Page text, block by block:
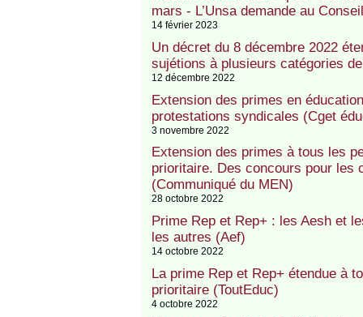
mars - L’Unsa demande au
14 février 2023
Un décret du 8 décembre 2022
sujétions à plusieurs catégories
12 décembre 2022
Extension des primes en
protestations syndicales (Cget
3 novembre 2022
Extension des primes à tous les
prioritaire. Des concours pour les
(Communiqué du MEN)
28 octobre 2022
Prime Rep et Rep+ : les Aesh et
les autres (Aef)
14 octobre 2022
La prime Rep et Rep+ étendue à
prioritaire (ToutEduc)
4 octobre 2022